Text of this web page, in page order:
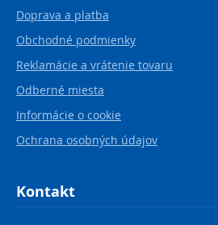
Doprava a platba
Obchodné podmienky
Reklamácie a vrátenie tovaru
Odberné miesta
Informácie o cookie
Ochrana osobných údajov
Kontakt